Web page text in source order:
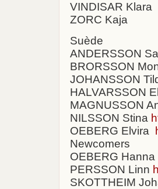
VINDISAR Klara
ZORC Kaja
Suède
ANDERSSON
BRORSSON
JOHANSSON
HALVARSSON
MAGNUSSON
NILSSON Stina
OEBERG Elvira
Newcomers
OEBERG Hanna
PERSSON Linn
SKOTTHEIM